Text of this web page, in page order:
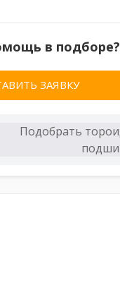
в подборе?
ЗАЯВКУ